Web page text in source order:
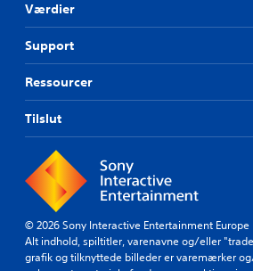
Værdier
Support
Ressourcer
Tilslut
© 2026 Sony Interactive Entertainment Europe
Alt indhold, spiltitler, varenavne og/eller
grafik og tilknyttede billeder er varemærker